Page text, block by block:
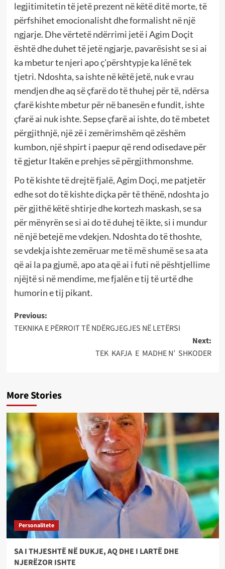
legjitimitetin të jetë prezent në këtë ditë morte, të
përfshihet emocionalisht dhe formalisht në një
ngjarje. Dhe vërtetë ndërrimi jetë i Agim Doçit
është dhe duhet të jetë ngjarje, pavarësisht se si ai
ka mbetur te njeri apo ç’përshtypje ka lënë tek
tjetri. Ndoshta, sa ishte në këtë jetë, nuk e vrau
mendjen dhe aq së çfarë do të thuhej për të, ndërsa
çfarë kishte mbetur për në banesën e fundit, ishte
çfarë ai nuk ishte. Sepse çfarë ai ishte, do të mbetet
përgjithnjë, një zë i zemërimshëm që zëshëm
kumbon, një shpirt i paepur që rend odisedave për
të gjetur Itakën e prehjes së përgjithmonshme.
Po të kishte të drejtë fjalë, Agim Doçi, me patjetër
edhe sot do të kishte diçka për të thënë, ndoshta jo
për gjithë këtë shtirje dhe kortezh maskash, se sa
për mënyrën se si ai do të duhej të ikte, si i mundur
në një betejë me vdekjen. Ndoshta do të thoshte,
se vdekja ishte zemëruar me të më shumë se sa ata
që ai la pa gjumë, apo ata që ai i futi në pështjellime
njëjtë si në mendime, me fjalën e tij të urtë dhe
humorin e tij pikant.
Post
navigation
Previous:
TEKNIKA E PËRROIT TË NDËRGJEGJES NË LETËRSI
Next:
TEK KAFJA E MADHE N’ SHKODER
More Stories
Personalitete
SA I THJESHTË NË DUKJE, AQ DHE I LARTË DHE
NJERËZOR ISHTE